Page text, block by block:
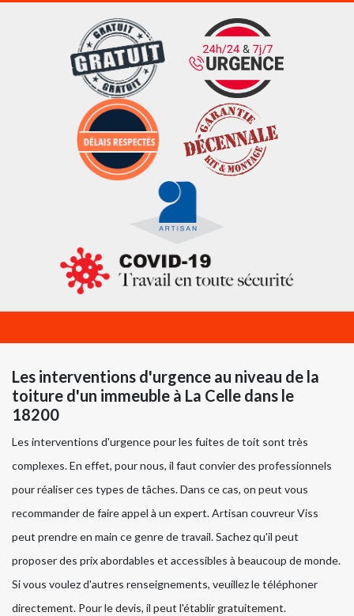
Les interventions d'urgence au niveau de la
toiture d'un immeuble à La Celle dans le
18200
Les interventions d'urgence pour les fuites de toit sont très
complexes. En effet, pour nous, il faut convier des professionnels
pour réaliser ces types de tâches. Dans ce cas, on peut vous
recommander de faire appel à un expert. Artisan couvreur Viss
peut prendre en main ce genre de travail. Sachez qu'il peut
proposer des prix abordables et accessibles à beaucoup de monde.
Si vous voulez d'autres renseignements, veuillez le téléphoner
directement. Pour le devis, il peut l'établir gratuitement.